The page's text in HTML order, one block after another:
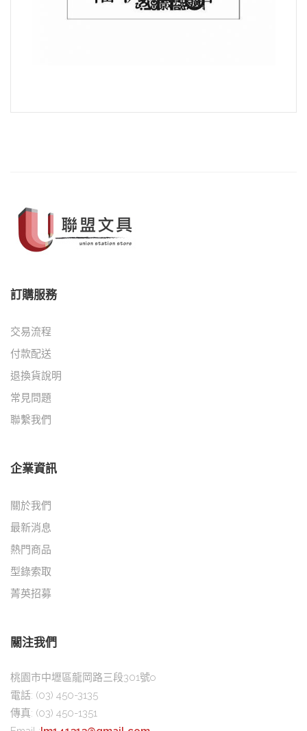
訂購服務
交易流程
付款配送
退換貨說明
常見問題
聯繫我們
企業資訊
關於我們
最新消息
熱門商品
型錄索取
菁英招募
關注我們
桃園市中壢區龍岡路三段301號o
電話: (03) 450-3135
傳真: (03) 450-1351